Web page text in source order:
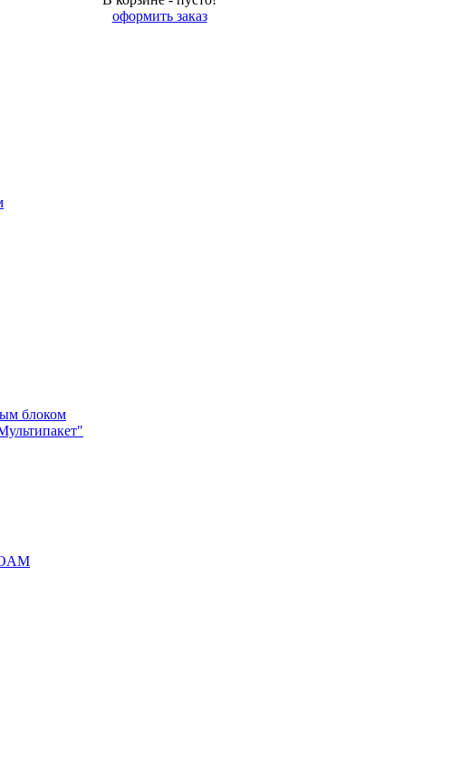
оформить заказ
блоком